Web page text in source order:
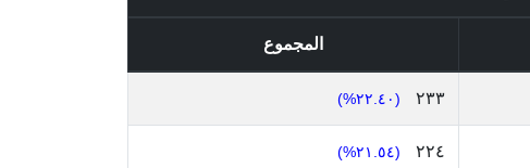
المجموع
٢٣٣ (٢٢.٤٠%)
٢٢٤ (٢١.٥٤%)